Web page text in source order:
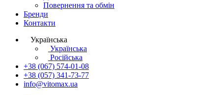
Повернення та обмін
Бренди
Контакти
Українська
Українська
Російська
+38 (067) 574-01-08
+38 (057) 341-73-77
info@vitomax.ua